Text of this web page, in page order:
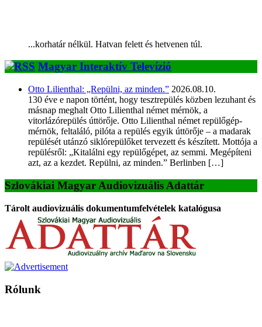
...korhatár nélkül. Hatvan felett és hetvenen túl.
Magyar Interaktív Televízió
Otto Lilienthal: „Repülni, az minden.” 2026.08.10.
130 éve e napon történt, hogy tesztrepülés közben lezuhant és
másnap meghalt Otto Lilienthal német mérnök, a
vitorlázórepülés úttörője. Otto Lilienthal német repülőgép-
mérnök, feltaláló, pilóta a repülés egyik úttörője – a madarak
repülését utánzó siklórepülőket tervezett és készített. Mottója a
repülésről: „Kitalálni egy repülőgépet, az semmi. Megépíteni
azt, az a kezdet. Repülni, az minden.” Berlinben […]
Szlovákiai Magyar Audiovizuális Adattár
Tárolt audiovizuális dokumentumfelvételek katalógusa
Rólunk